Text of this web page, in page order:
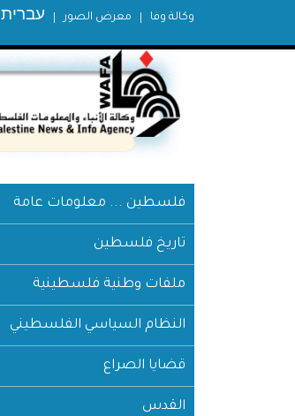
עברית معرض الصور وكالة وفا
فلسطين ... معلومات عامة
تاريخ فلسطين
ملفات وطنية فلسطينية
النظام السياسي الفلسطيني
قضايا الصراع
القدس